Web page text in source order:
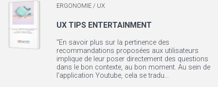
ERGONOMIE / UX
UX TIPS ENTERTAINMENT
"En savoir plus sur la pertinence des
recommandations proposées aux utilisateurs
implique de leur poser directement des questions
dans le bon contexte, au bon moment. Au sein de
l’application Youtube, cela se tradu...